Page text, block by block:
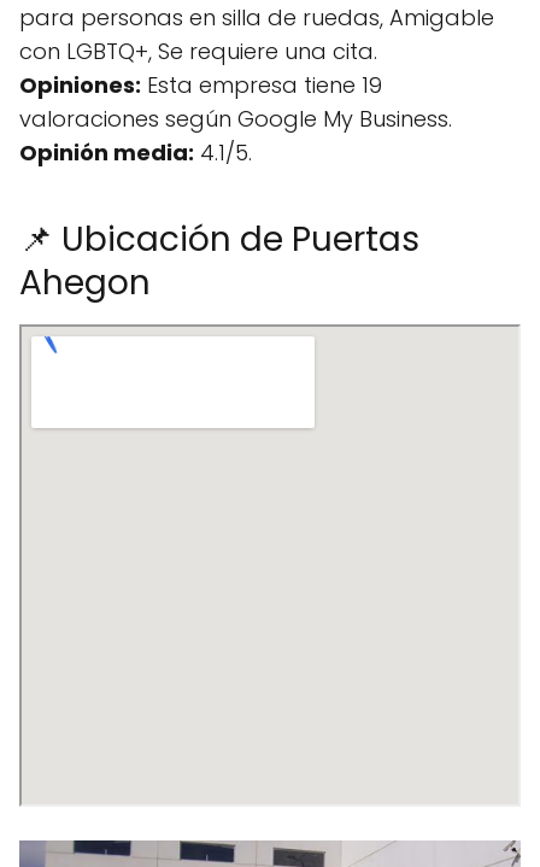
para personas en silla de ruedas, Amigable
con LGBTQ+, Se requiere una cita.
Opiniones: Esta empresa tiene 19
valoraciones según Google My Business.
Opinión media: 4.1/5.
📌 Ubicación de Puertas
Ahegon